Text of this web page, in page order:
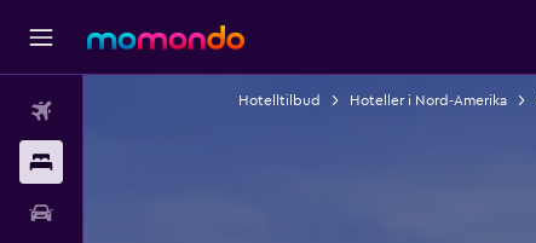
Hotelltilbud Hoteller i Nord-Amerika